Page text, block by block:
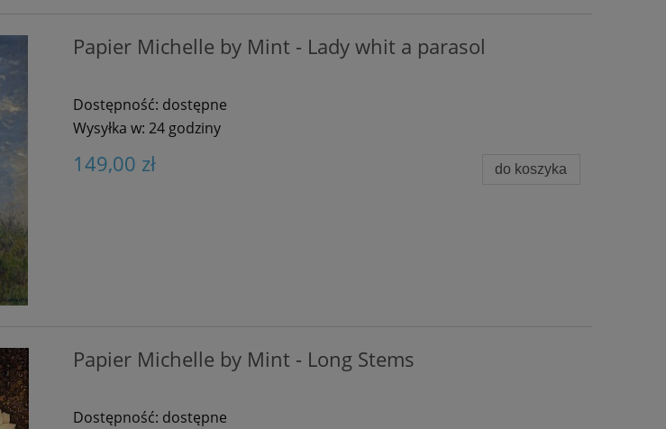
Papier Michelle by Mint - Lady whit a parasol
Dostępność: dostępne
Wysyłka w: 24 godziny
149,00 zł do koszyka
Papier Michelle by Mint - Long Stems
Dostępność: dostępne